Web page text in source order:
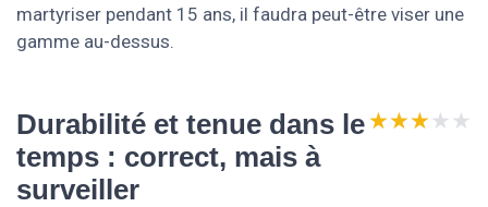
martyriser pendant 15 ans, il faudra peut-être viser une
gamme au-dessus.
Durabilité et tenue dans le
temps : correct, mais à
surveiller
★★★★★
★★★★★